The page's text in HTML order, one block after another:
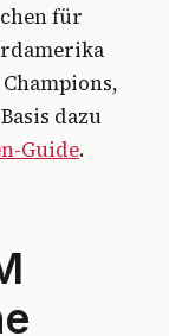
für
dazu
Guide.